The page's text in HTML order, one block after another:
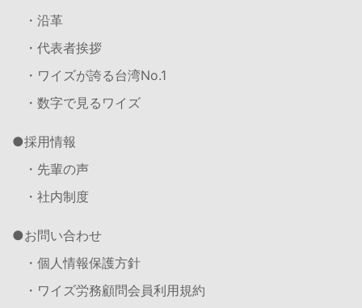
・沿革
・代表者挨拶
・ワイズが誇る台湾No.1
・数字で見るワイズ
採用情報
・先輩の声
・社内制度
お問い合わせ
・個人情報保護方針
・ワイズ労務顧問会員利用規約